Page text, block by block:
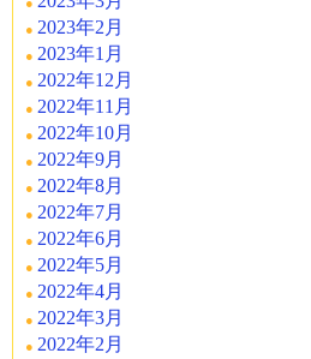
2023年2月
2023年1月
2022年12月
2022年11月
2022年10月
2022年9月
2022年8月
2022年7月
2022年6月
2022年5月
2022年4月
2022年3月
2022年2月